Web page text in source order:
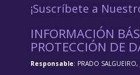
¡Suscríbete a
INFORMACIÓN
PROTECCIÓN DE
Responsable: PRADO SALGUEIRO,